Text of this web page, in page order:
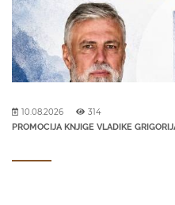
10.08.2026 314
PROMOCIJA KNJIGE VLADIKE